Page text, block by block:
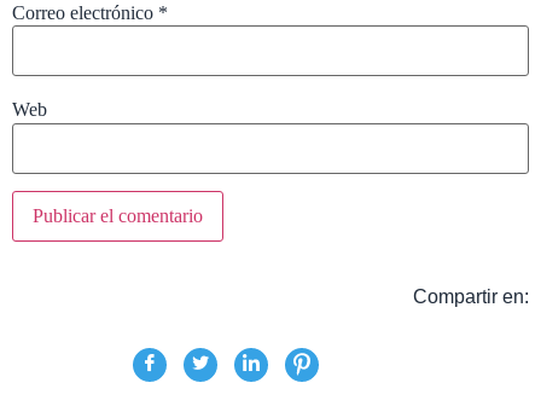
Correo electrónico *
Web
Compartir en: